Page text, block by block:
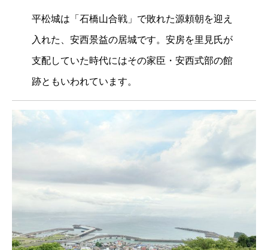
平松城は「石橋山合戦」で敗れた源頼朝を迎え
入れた、安西景益の居城です。安房を里見氏が
支配していた時代にはその家臣・安西式部の館
跡ともいわれています。